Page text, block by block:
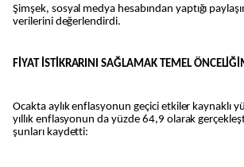
Şimşek, sosyal medya hesabından yaptığı
verilerini değerlendirdi.
FİYAT İSTİKRARINI SAĞLAMAK TEMEL
Ocakta aylık enflasyonun geçici etkiler kaynaklı
yıllık enflasyonun da yüzde 64,9 olarak
şunları kaydetti: